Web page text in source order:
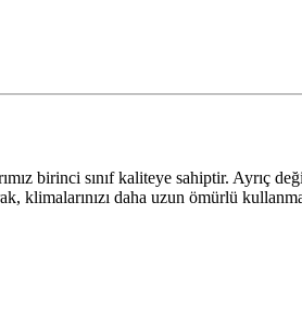
birinci sınıf kaliteye sahiptir. Ayrıç
klimalarınızı daha uzun ömürlü